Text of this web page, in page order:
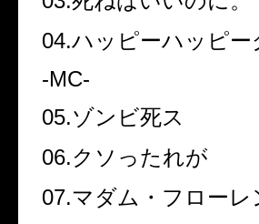
04.ハッピーハッピー
-MC-
05.ゾンビ死ス
06.クソったれが
07.マダム・フロー